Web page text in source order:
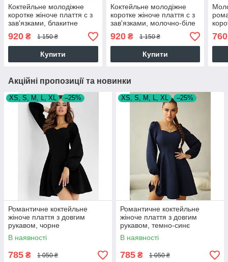
Коктейльне молодіжне
коротке жіноче плаття с з
зав'язками, блакитне
920 ₴ 1 150 ₴
Купити
Коктейльне молодіжне
коротке жіноче плаття с з
зав'язками, молочно-біле
920₴ 1 150 ₴
Купити
760
Акційні пропозиції та новинки
XS, S, M, L, XL –25%
Романтичне коктейльне
жіноче плаття з довгим
рукавом, чорне
В наявності
785 ₴ 1 050 ₴
XS, S, M, L, XL –25%
Романтичне коктейльне
жіноче плаття з довгим
рукавом, темно-синє
В наявності
785 ₴ 1 050 ₴